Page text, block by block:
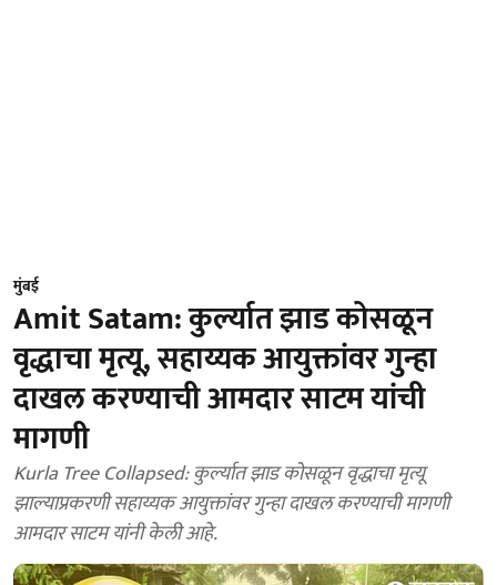
मुंबई
Amit Satam: कुर्ल्यात झाड कोसळून
वृद्धाचा मृत्यू, सहाय्यक आयुक्तांवर गुन्हा
दाखल करण्याची आमदार साटम यांची
मागणी
Kurla Tree Collapsed: कुर्ल्यात झाड कोसळून वृद्धाचा मृत्यू
झाल्याप्रकरणी सहाय्यक आयुक्तांवर गुन्हा दाखल करण्याची मागणी
आमदार साटम यांनी केली आहे.